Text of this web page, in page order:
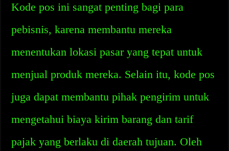
Kode pos ini sangat penting bagi para
pebisnis, karena membantu mereka
menentukan lokasi pasar yang tepat untuk
menjual produk mereka. Selain itu, kode pos
juga dapat membantu pihak pengirim untuk
mengetahui biaya kirim barang dan tarif
pajak yang berlaku di daerah tujuan. Oleh